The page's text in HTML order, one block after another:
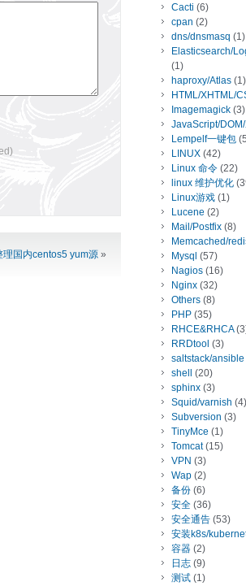
理国内centos5 yum源 »
Cacti (6)
cpan (2)
dns/dnsmasq (1)
Elasticsearch/
(1)
haproxy/Atlas (1)
HTML/XHTML/
Imagemagick (3)
JavaScript/
Lempelf一键包
LINUX (42)
Linux 命令 (22)
linux 维护优化
Linux游戏 (1)
Lucene (2)
Mail/Postfix (8)
Memcached/
Mysql (57)
Nagios (16)
Nginx (32)
Others (8)
PHP (35)
RHCE&RHCA
RRDtool (3)
saltstack/ansible
shell
(20)
sphinx (3)
Squid/varnish (4)
Subversion (3)
TinyMce (1)
Tomcat(15)
VPN (3)
Wap (2)
备份 (6)
安全 (36)
安全通告 (53)
安装k8s/
容器 (2)
日志 (9)
测试 (1)